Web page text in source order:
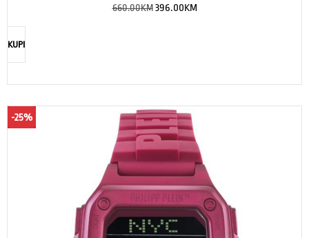
660.00KM 396.00KM
KUPI
-25%